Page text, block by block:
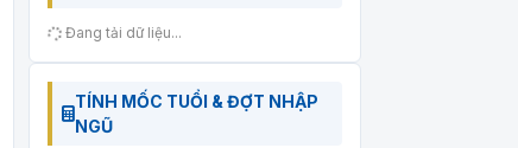
Đang tải dữ liệu...
TÍNH MỐC TUỔI & ĐỢT NHẬP
NGŨ